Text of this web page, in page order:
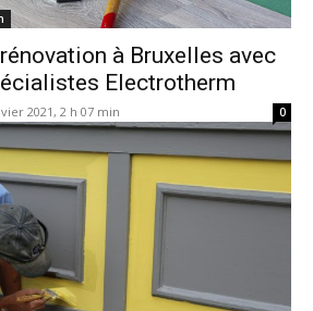
à Bruxelles avec
Electrotherm
2021, 2 h 07 min 0